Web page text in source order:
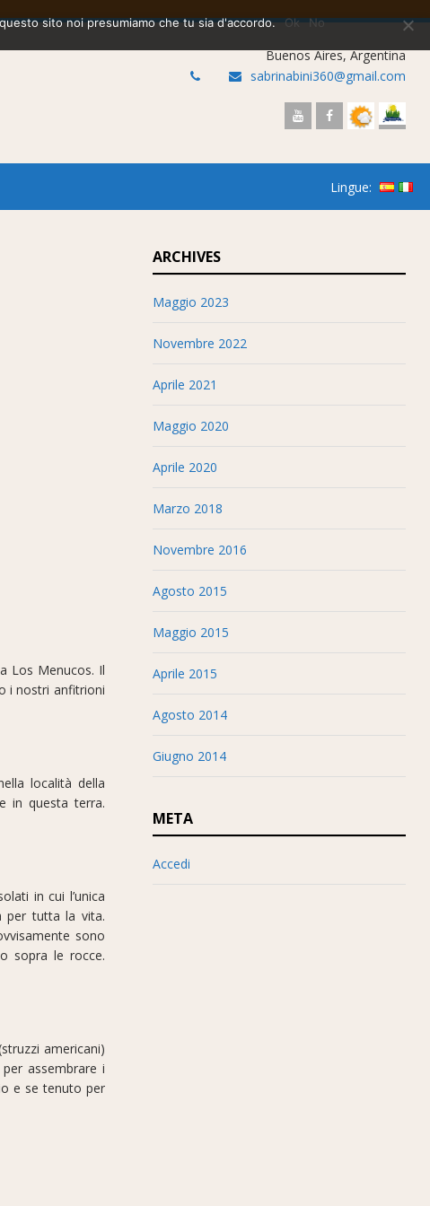
Buenos Aires, Argentina
sabrinabini360@gmail.com
Lingue:
Los Menucos. Il
i nostri anfitrioni
località della
in questa terra.
in cui l’unica
per tutta la vita.
sono
sopra le rocce.
americani)
assembrare i
e se tenuto per
ARCHIVES
Maggio 2023
Novembre 2022
Aprile 2021
Maggio 2020
Aprile 2020
Marzo 2018
Novembre 2016
Agosto 2015
Maggio 2015
Aprile 2015
Agosto 2014
Giugno 2014
META
Accedi
sito noi presumiamo che tu sia d'accordo. Ok No